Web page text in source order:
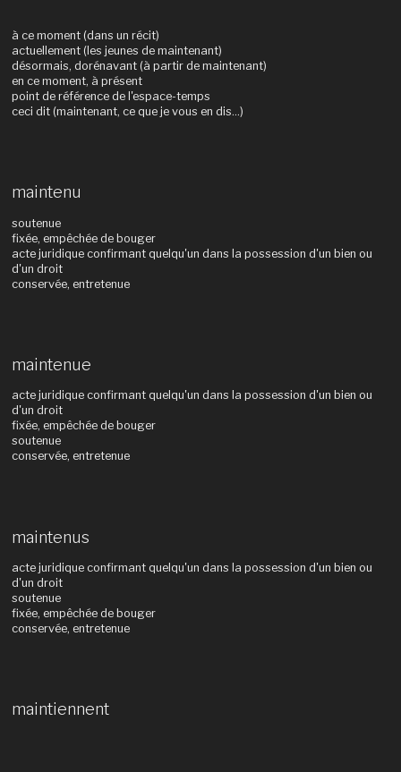
à ce moment (dans un récit)
actuellement (les jeunes de maintenant)
désormais, dorénavant (à partir de maintenant)
en ce moment, à présent
point de référence de l'espace-temps
ceci dit (maintenant, ce que je vous en dis...)
maintenu
soutenue
fixée, empêchée de bouger
acte juridique confirmant quelqu'un dans la possession d'un bien ou
d'un droit
conservée, entretenue
maintenue
acte juridique confirmant quelqu'un dans la possession d'un bien ou
d'un droit
fixée, empêchée de bouger
soutenue
conservée, entretenue
maintenus
acte juridique confirmant quelqu'un dans la possession d'un bien ou
d'un droit
soutenue
fixée, empêchée de bouger
conservée, entretenue
maintiennent